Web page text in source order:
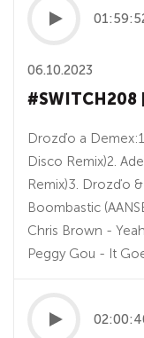
06.10.2023
#SWITCH208
Drozďo a
Disco Remix)2.
Remix)3. Drozďo
Boombastic
Chris Brown -
Peggy Gou - It